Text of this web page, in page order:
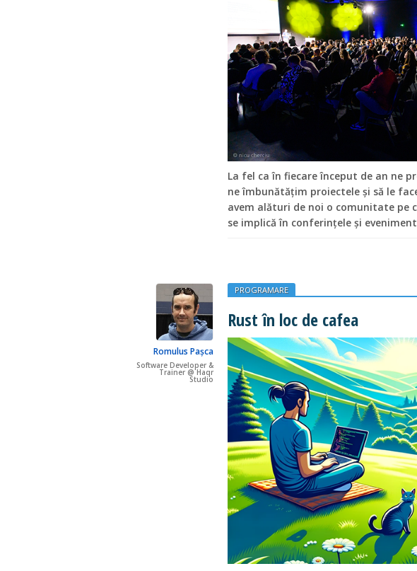
La fel ca în fiecare început de an ne
ne îmbunătățim proiectele și să le
avem alături de noi o comunitate pe
se implică în conferințele și
Romulus Pașca
Software Developer &
Trainer @ Haqr
Studio
PROGRAMARE
Rust în loc de cafea